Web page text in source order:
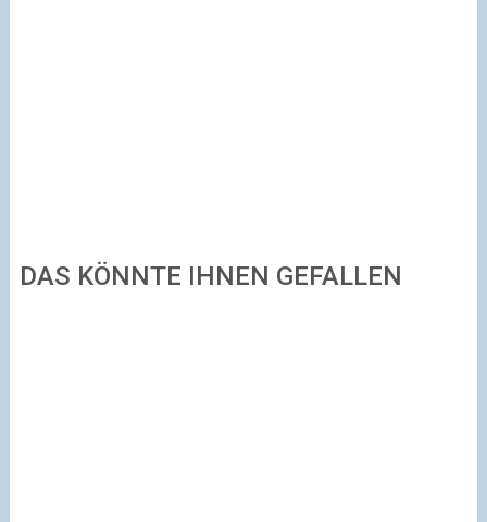
DAS KÖNNTE IHNEN GEFALLEN